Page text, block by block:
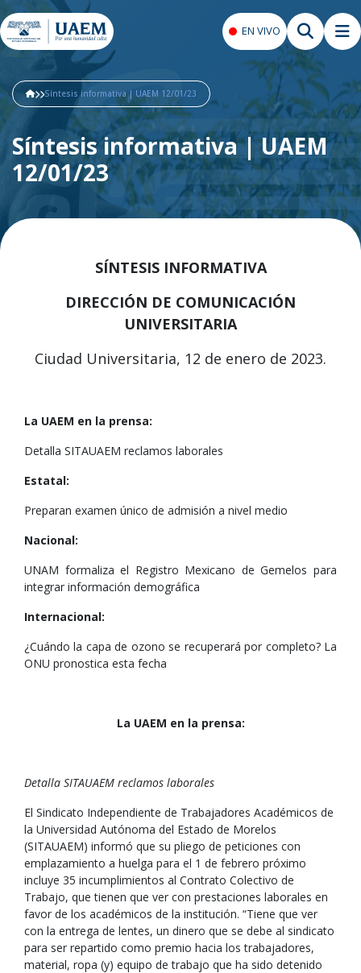
EN VIVO
Síntesis informativa | UAEM 12/01/23
Síntesis informativa | UAEM
12/01/23
SÍNTESIS INFORMATIVA
DIRECCIÓN DE COMUNICACIÓN
UNIVERSITARIA
Ciudad Universitaria, 12 de enero de 2023.
La UAEM en la prensa:
Detalla SITAUAEM reclamos laborales
Estatal:
Preparan examen único de admisión a nivel medio
Nacional:
UNAM formaliza el Registro Mexicano de Gemelos para
integrar información demográfica
Internacional:
¿Cuándo la capa de ozono se recuperará por completo? La
ONU pronostica esta fecha
La UAEM en la prensa:
Detalla SITAUAEM reclamos laborales
El Sindicato Independiente de Trabajadores Académicos de
la Universidad Autónoma del Estado de Morelos
(SITAUAEM) informó que su pliego de peticiones con
emplazamiento a huelga para el 1 de febrero próximo
incluye 35 incumplimientos al Contrato Colectivo de
Trabajo, que tienen que ver con prestaciones laborales en
favor de los académicos de la institución. “Tiene que ver
con la entrega de lentes, un dinero que se debe al sindicato
para ser repartido como premio hacia los trabajadores,
material, ropa (y) equipo de trabajo que ha sido detenido